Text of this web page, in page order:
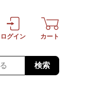
検索
ログイン カート